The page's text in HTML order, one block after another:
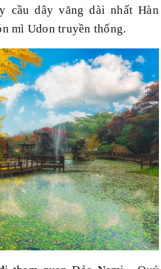
cầu dây văng dài nhất Hàn
mì Udon truyền thống.